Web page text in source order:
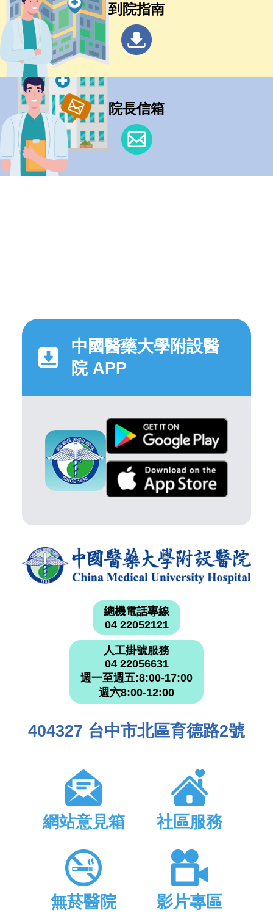
到院指南
院長信箱
中國醫藥大學附設醫
院 APP
總機電話專線
04 22052121
人工掛號服務
04 22056631
週一至週五:8:00-17:00
週六8:00-12:00
404327 台中市北區育德路2號
網站意見箱 社區服務
無菸醫院 影片專區